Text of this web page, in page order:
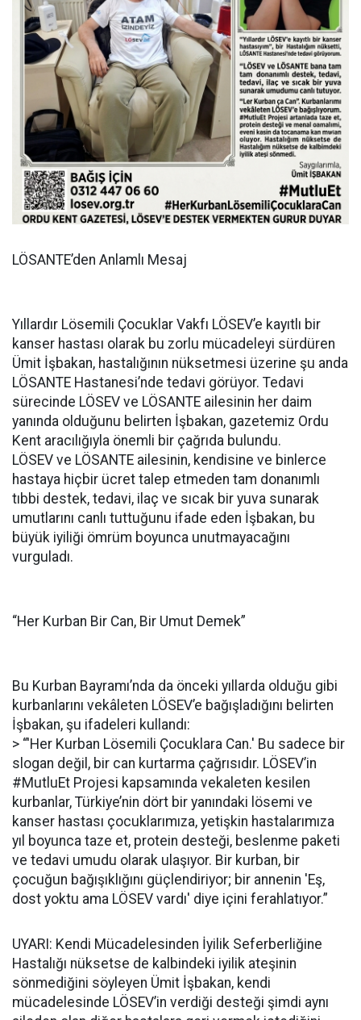
LÖSANTE’den Anlamlı Mesaj
Yıllardır Lösemili Çocuklar Vakfı LÖSEV’e kayıtlı bir
kanser hastası olarak bu zorlu mücadeleyi sürdüren
Ümit İşbakan, hastalığının nüksetmesi üzerine şu anda
LÖSANTE Hastanesi’nde tedavi görüyor. Tedavi
sürecinde LÖSEV ve LÖSANTE ailesinin her daim
yanında olduğunu belirten İşbakan, gazetemiz Ordu
Kent aracılığıyla önemli bir çağrıda bulundu.
LÖSEV ve LÖSANTE ailesinin, kendisine ve binlerce
hastaya hiçbir ücret talep etmeden tam donanımlı
tıbbi destek, tedavi, ilaç ve sıcak bir yuva sunarak
umutlarını canlı tuttuğunu ifade eden İşbakan, bu
büyük iyiliği ömrüm boyunca unutmayacağını
vurguladı.
“Her Kurban Bir Can, Bir Umut Demek”
Bu Kurban Bayramı’nda da önceki yıllarda olduğu gibi
kurbanlarını vekâleten LÖSEV’e bağışladığını belirten
İşbakan, şu ifadeleri kullandı:
> “'Her Kurban Lösemili Çocuklara Can.' Bu sadece bir
slogan değil, bir can kurtarma çağrısıdır. LÖSEV’in
#MutluEt Projesi kapsamında vekaleten kesilen
kurbanlar, Türkiye’nin dört bir yanındaki lösemi ve
kanser hastası çocuklarımıza, yetişkin hastalarımıza
yıl boyunca taze et, protein desteği, beslenme paketi
ve tedavi umudu olarak ulaşıyor. Bir kurban, bir
çocuğun bağışıklığını güçlendiriyor; bir annenin 'Eş,
dost yoktu ama LÖSEV vardı' diye içini ferahlatıyor.”
UYARI: Kendi Mücadelesinden İyilik Seferberliğine
Hastalığı nüksetse de kalbindeki iyilik ateşinin
sönmediğini söyleyen Ümit İşbakan, kendi
mücadelesinde LÖSEV’in verdiği desteği şimdi aynı